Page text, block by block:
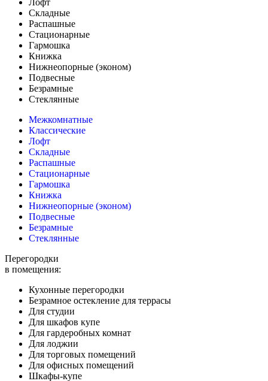
Складные
Распашные
Стационарные
Гармошка
Книжка
Нижнеопорные (эконом)
Подвесные
Безрамные
Стеклянные
Межкомнатные
Классические
Лофт
Складные
Распашные
Стационарные
Гармошка
Книжка
Нижнеопорные (эконом)
Подвесные
Безрамные
Стеклянные
Перегородки
в помещения:
Кухонные перегородки
Безрамное остекление для террасы
Для студии
Для шкафов купе
Для гардеробных комнат
Для лоджии
Для торговых помещений
Для офисных помещений
Шкафы-купе